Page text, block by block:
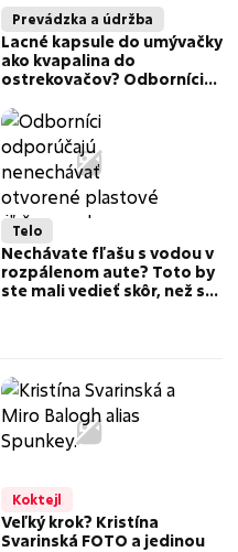
Prevádzka a údržba
Lacné kapsule do umývačky
ako kvapalina do
ostrekovačov? Odborníci
Telo
Nechávate fľašu s vodou v
rozpálenom aute? Toto by
ste mali vedieť skôr, než sa
Koktejl
Veľký krok? Kristína
Svarinská FOTO a jedinou